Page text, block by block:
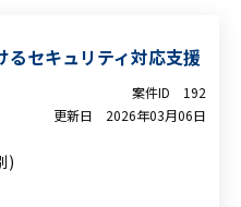
セキュリティ対応支援
案件ID
192
更新日
2026年03月06日
)